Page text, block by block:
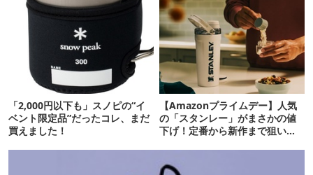
「2,000円以下も」スノピの“イ
ベント限定品”だったコレ、まだ
買えました！
【Amazonプライムデー】人気
の「スタンレー」がまさかの値
下げ！定番から新作まで狙い目